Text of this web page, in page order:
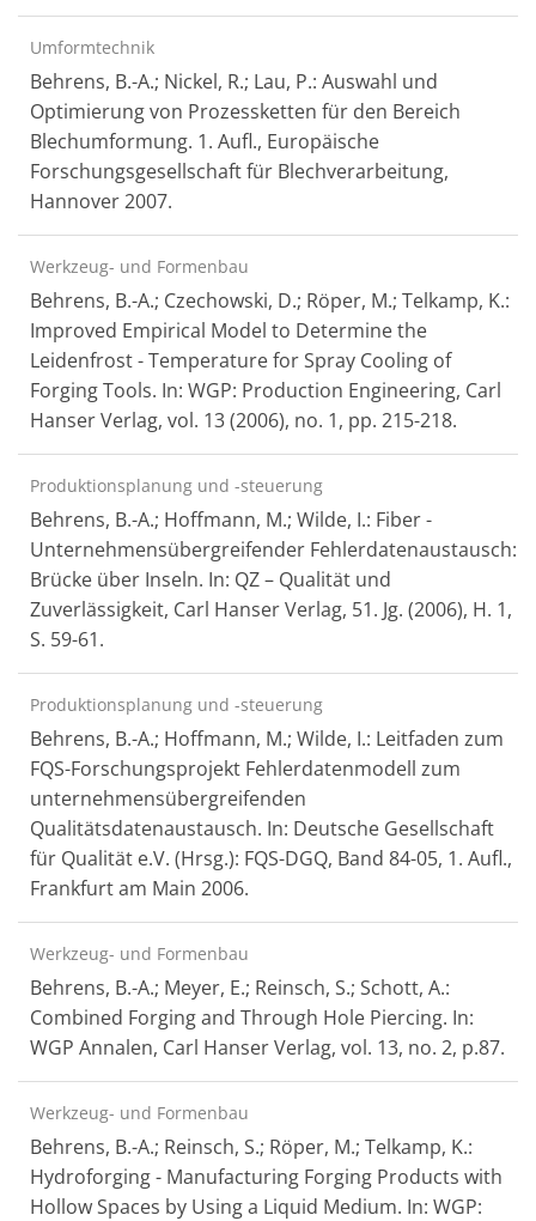
Umformtechnik
Behrens, B.-A.; Nickel, R.; Lau, P.: Auswahl und
Optimierung von Prozessketten für den Bereich
Blechumformung. 1. Aufl., Europäische
Forschungsgesellschaft für Blechverarbeitung,
Hannover 2007.
Werkzeug- und Formenbau
Behrens, B.-A.; Czechowski, D.; Röper, M.; Telkamp, K.:
Improved Empirical Model to Determine the
Leidenfrost - Temperature for Spray Cooling of
Forging Tools. In: WGP: Production Engineering, Carl
Hanser Verlag, vol. 13 (2006), no. 1, pp. 215-218.
Produktionsplanung und -steuerung
Behrens, B.-A.; Hoffmann, M.; Wilde, I.: Fiber -
Unternehmensübergreifender Fehlerdatenaustausch:
Brücke über Inseln. In: QZ – Qualität und
Zuverlässigkeit, Carl Hanser Verlag, 51. Jg. (2006), H. 1,
S. 59-61.
Produktionsplanung und -steuerung
Behrens, B.-A.; Hoffmann, M.; Wilde, I.: Leitfaden zum
FQS-Forschungsprojekt Fehlerdatenmodell zum
unternehmensübergreifenden
Qualitätsdatenaustausch. In: Deutsche Gesellschaft
für Qualität e.V. (Hrsg.): FQS-DGQ, Band 84-05, 1. Aufl.,
Frankfurt am Main 2006.
Werkzeug- und Formenbau
Behrens, B.-A.; Meyer, E.; Reinsch, S.; Schott, A.:
Combined Forging and Through Hole Piercing. In:
WGP Annalen, Carl Hanser Verlag, vol. 13, no. 2, p.87.
Werkzeug- und Formenbau
Behrens, B.-A.; Reinsch, S.; Röper, M.; Telkamp, K.:
Hydroforging - Manufacturing Forging Products with
Hollow Spaces by Using a Liquid Medium. In: WGP: